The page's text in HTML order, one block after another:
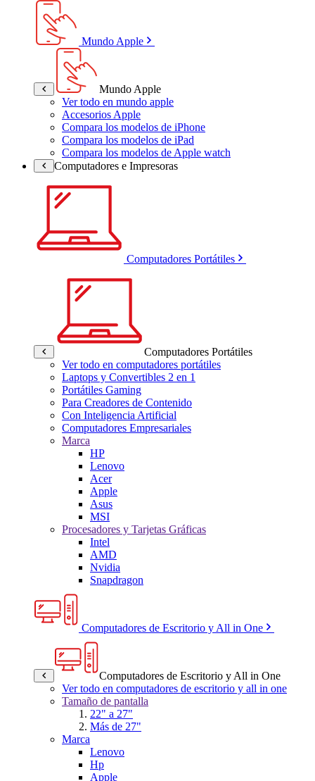
Mundo Apple
Mundo Apple
Ver todo en mundo apple
Accesorios Apple
Compara los modelos de iPhone
Compara los modelos de iPad
Compara los modelos de Apple watch
Computadores e Impresoras
Computadores Portátiles
Computadores Portátiles
Ver todo en computadores portátiles
Laptops y Convertibles 2 en 1
Portátiles Gaming
Para Creadores de Contenido
Con Inteligencia Artificial
Computadores Empresariales
Marca
HP
Lenovo
Acer
Apple
Asus
MSI
Procesadores y Tarjetas Gráficas
Intel
AMD
Nvidia
Snapdragon
Computadores de Escritorio y All in One
Computadores de Escritorio y All in One
Ver todo en computadores de escritorio y all in one
Tamaño de pantalla
22" a 27"
Más de 27"
Marca
Lenovo
Hp
Apple